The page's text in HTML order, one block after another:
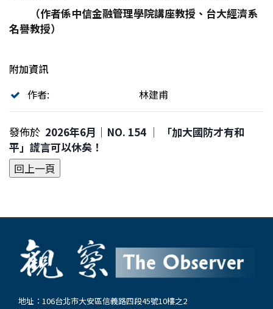
（作者係中信金融管理學院講座教授、台大經濟系
名譽教授）
附加資訊
作者:
林建甫
發佈於 2026年6月｜NO. 154 │ 「加大國防才有和
平」謊言可以休矣！
地址：106台北市大安區信義路四段45號10樓之2